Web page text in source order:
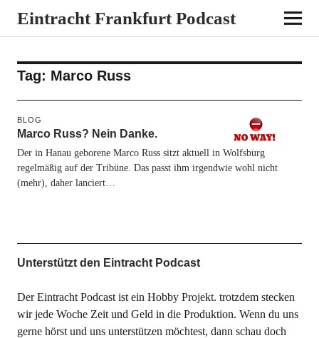
Eintracht Frankfurt Podcast
Tag: Marco Russ
BLOG
Marco Russ? Nein Danke.
Der in Hanau geborene Marco Russ sitzt aktuell in Wolfsburg
regelmäßig auf der Tribüne. Das passt ihm irgendwie wohl nicht
(mehr), daher lanciert…
Unterstützt den Eintracht Podcast
Der Eintracht Podcast ist ein Hobby Projekt. trotzdem stecken
wir jede Woche Zeit und Geld in die Produktion. Wenn du uns
gerne hörst und uns unterstützen möchtest, dann schau doch